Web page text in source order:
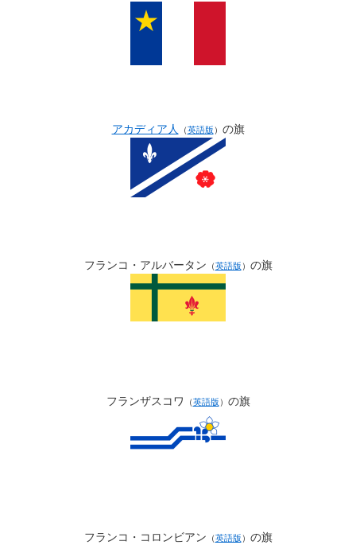
アカディア人 （英語版 ） の旗
フランコ・アルバータン （英語版 ） の旗
フランザスコワ （英語版 ） の旗
フランコ・コロンビアン （英語版 ） の旗